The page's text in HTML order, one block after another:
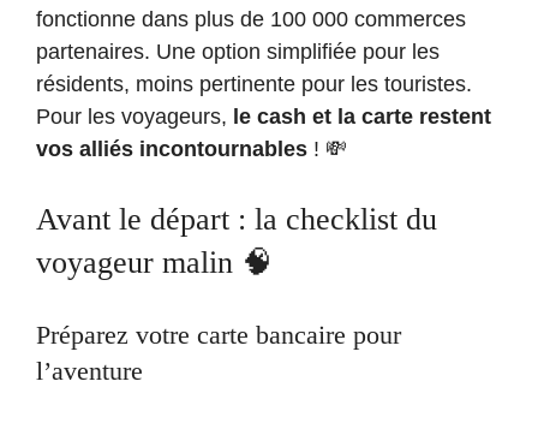
fonctionne dans plus de 100 000 commerces
partenaires. Une option simplifiée pour les
résidents, moins pertinente pour les touristes.
Pour les voyageurs, le cash et la carte restent
vos alliés incontournables ! 💸
Avant le départ : la checklist du
voyageur malin 🧠
Préparez votre carte bancaire pour
l’aventure